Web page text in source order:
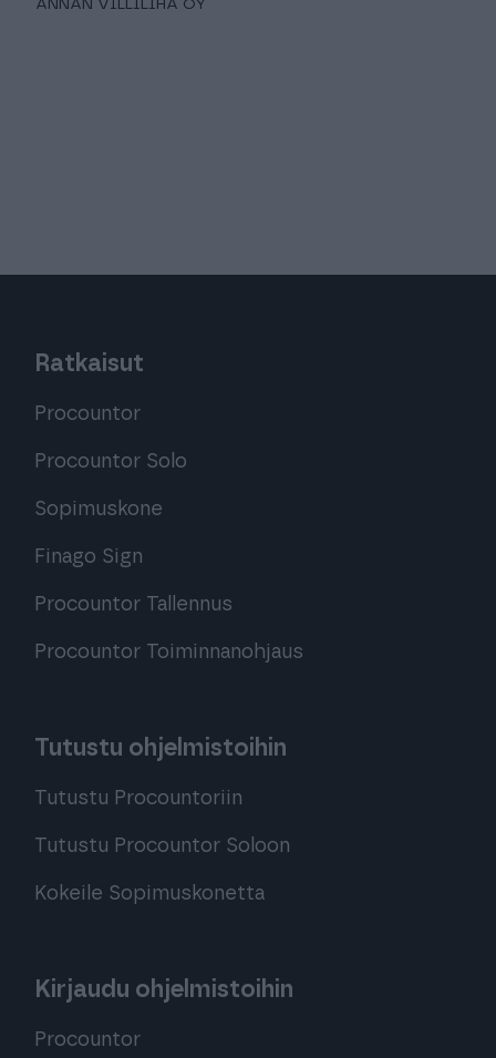
ANNAN VILLILIHA OY
Ratkaisut
Procountor
Procountor Solo
Sopimuskone
Finago Sign
Procountor Tallennus
Procountor Toiminnanohjaus
Tutustu ohjelmistoihin
Tutustu Procountoriin
Tutustu Procountor Soloon
Kokeile Sopimuskonetta
Kirjaudu ohjelmistoihin
Procountor